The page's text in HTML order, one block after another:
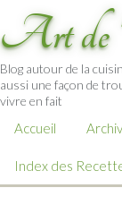
Art de
Blog autour de la
aussi une façon de
vivre en fait
Accueil
Index des